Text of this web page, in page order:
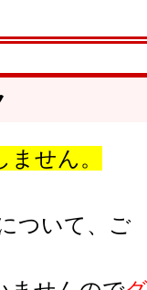
せん。
ついて、ご